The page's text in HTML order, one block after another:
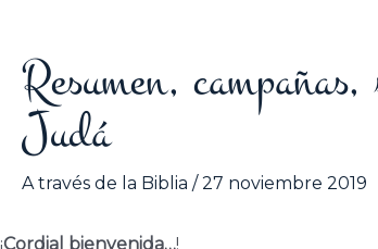
Resumen,
Judá
A través de la Biblia /27 noviembre 2019
¡Cordial bienvenida…!